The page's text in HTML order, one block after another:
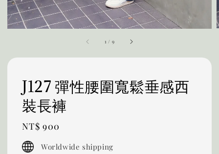
1 / 9
J127 彈性腰圍寬鬆垂感西
裝長褲
Regular
price
NT$ 900
Worldwide shipping